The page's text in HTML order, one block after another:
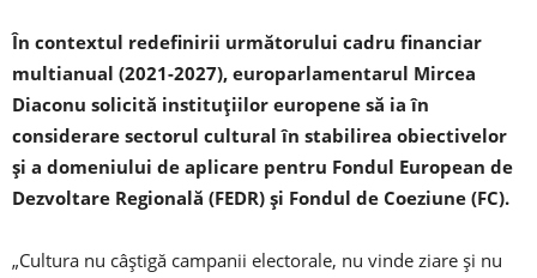
În contextul redefinirii următorului cadru financiar
multianual (2021-2027), europarlamentarul Mircea
Diaconu solicită instituțiilor europene să ia în
considerare sectorul cultural în stabilirea obiectivelor
și a domeniului de aplicare pentru Fondul European de
Dezvoltare Regională (FEDR) și Fondul de Coeziune (FC).
„Cultura nu câștigă campanii electorale, nu vinde ziare și nu